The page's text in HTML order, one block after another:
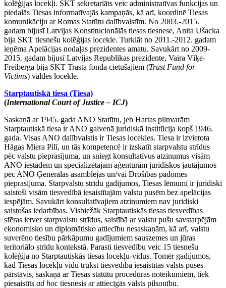
kolēģijas locekļi. SKT sekretariāts veic administratīvas funkcijas un
piedalās Tiesas informatīvajās kampaņās, kā arī, koordinē Tiesas
komunikāciju ar Romas Statūtu dalībvalstīm. No 2003.-2015.
gadam bijusī Latvijas Konstitucionālās tiesas tiesnese, Anita Ušacka
bija SKT tiesnešu kolēģijas locekle. Turklāt no 2011.-2012. gadam
ieņēma Apelācijas nodaļas prezidentes amatu. Savukārt no 2009-
2015. gadam bijusī Latvijas Republikas prezidente, Vaira Vīķe-
Freiberga bija SKT Trasta fonda cietušajiem (Trust Fund for
Victims) valdes locekle.
Starptautiskā tiesa (Tiesa)
(International Court of Justice – ICJ)
Saskaņā ar 1945. gada ANO Statūtu, jeb Hartas pilnvarām
Starptautiskā tiesa ir ANO galvenā juridiskā institūcija kopš 1946.
gada. Visas ANO dalībvalstis ir Tiesas locekles. Tiesa ir izvietota
Hāgas Miera Pilī, un tās kompetencē ir izskatīt starpvalstu strīdus
pēc valstu pieprasījuma, un sniegt konsultatīvus atzinumus visām
ANO iestādēm un specializētajām aģentūrām juridiskos jautājumos
pēc ANO Ģenerālās asamblejas un/vai Drošības padomes
pieprasījuma. Starpvalstu strīdu gadījumos, Tiesas lēmumi ir juridiski
saistoši visām tiesvedībā iesaistītajām valstu pusēm bez apelācijas
iespējām. Savukārt konsultatīvajiem atzinumiem nav juridiski
saistošas iedarbības. Visbiežāk Starptautiskās tiesas tiesvedības
sfēras ietver starpvalstu strīdus, saistībā ar valstu pušu savstarpējām
ekonomisko un diplomātisko attiecību nesaskaņām, kā arī, valstu
suverēno tiesību pārkāpumu gadījumiem sauszemes un jūras
teritoriālo strīdu kontekstā. Parasti tiesvedību veic 15 tiesnešu
kolēģija no Starptautiskās tiesas locekļu-vidus. Tomēr gadījumos,
kad Tiesas locekļu vidū trūkst tiesvedībā iesaistītas valsts puses
pārstāvis, saskaņā ar Tiesas statūtu procedūras noteikumiem, tiek
piesaistīts ad hoc tiesnesis ar attiecīgās valsts pilsonību.